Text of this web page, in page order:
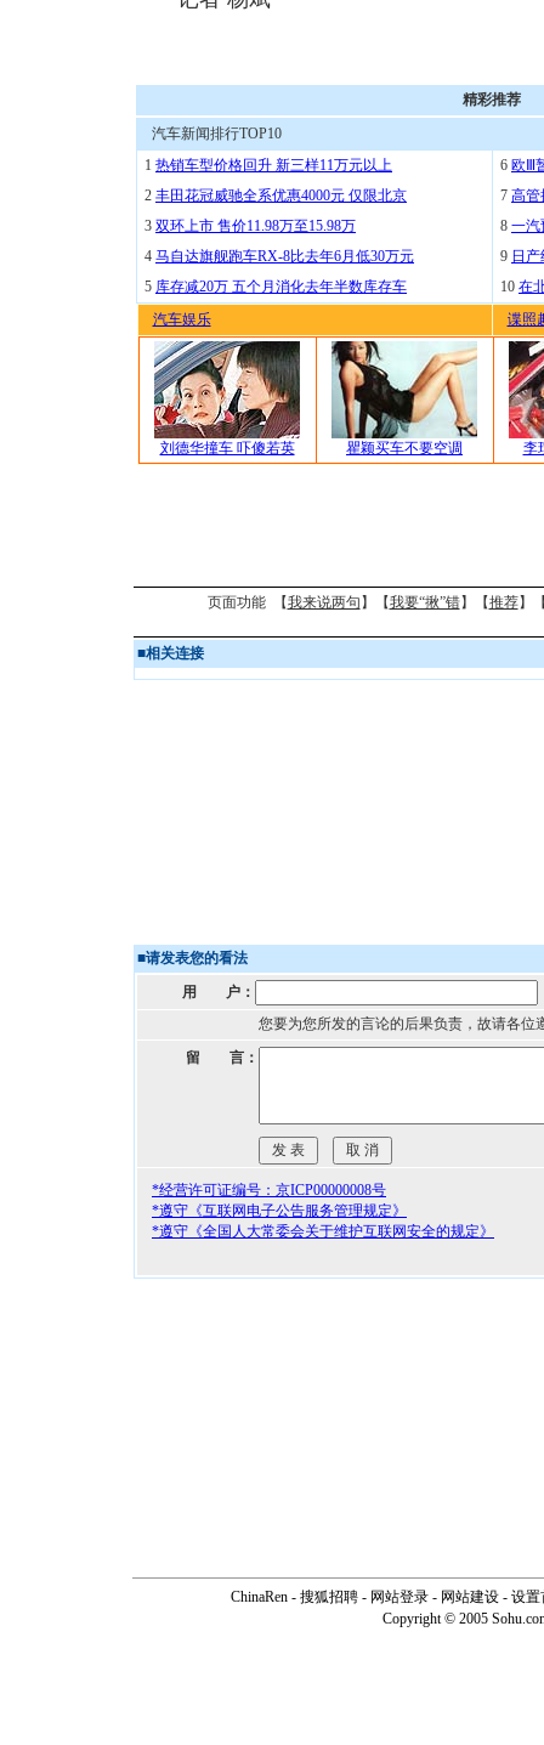
精彩推荐
汽车新闻排行TOP10
1 热销车型价格回升 新三样11万元以上
2 丰田花冠威驰全系优惠4000元 仅限北京
3 双环上市 售价11.98万至15.98万
4 马自达旗舰跑车RX-8比去年6月低30万元
5 库存减20万 五个月消化去年半数库存车
6 欧Ⅲ
7 高管
8 一汽
9 日
10 在
汽车娱乐
谍照
刘德华撞车 吓傻若英 瞿颖买车不要空调 李
页面功能 【我来说两句 】【我要“揪”错】【推荐】
■相关连接
■请发表您的看法
用 户：
您要为您所发的言论的后果负责，故请各位
留 言：
*经营许可证编号：京ICP00000008号
*遵守《互联网电子公告服务管理规定》
*遵守《全国人大常委会关于维护互联网安全的规定》
ChinaRen - 搜狐招聘 - 网站登录 - 网站建设 - 设置
Copyright © 2005